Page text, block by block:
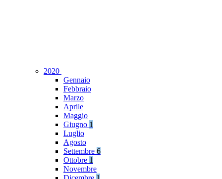
2020
Gennaio
Febbraio
Marzo
Aprile
Maggio
Giugno 1
Luglio
Agosto
Settembre 6
Ottobre 1
Novembre